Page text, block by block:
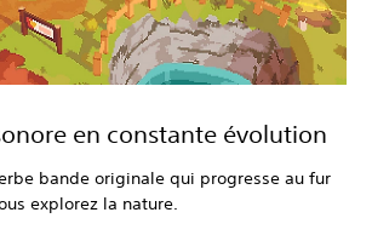
en constante évolution
bande originale qui progresse au fur
explorez la nature.